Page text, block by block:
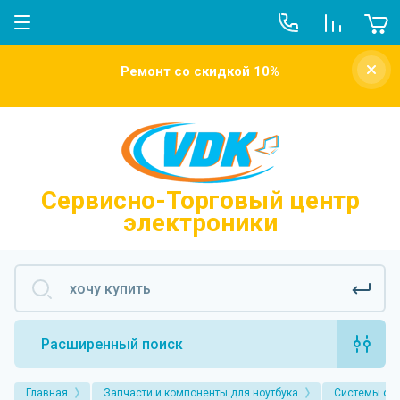
О компании
Новости
Напишите нам
Ремонт со скидкой 10%
Сервисно-Торговый центр
электроники
Расширенный поиск
Главная Запчасти и компоненты для ноутбука Системы